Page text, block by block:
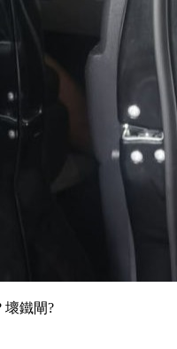
壞鐵閘?